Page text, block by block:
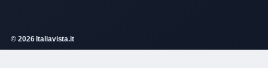
© 2026 Italiavista.it